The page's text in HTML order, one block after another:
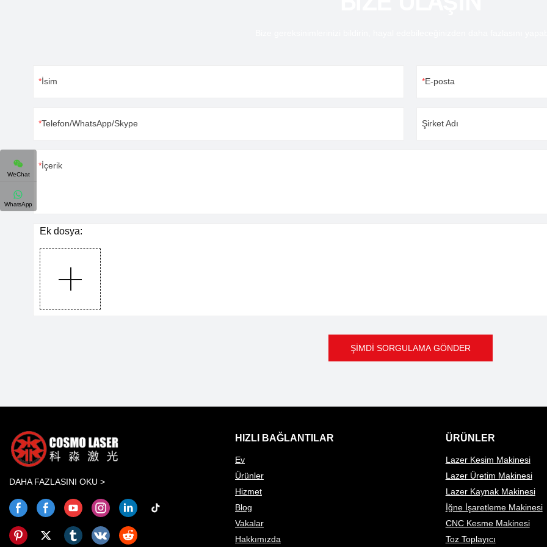
İsim E-posta
Telefon/WhatsApp/Skype Şirket Adı
İçerik
Ek dosya:
ŞİMDİ SORGULAMA GÖNDER
DAHA FAZLASINI OKU >
HIZLI BAĞLANTILAR
Ev
Ürünler
Hizmet
Blog
Vakalar
Hakkımızda
ÜRÜNLER
Lazer Kesim Makinesi
Lazer Üretim Makinesi
Lazer Kaynak Makinesi
İğne İşaretleme Makinesi
CNC Kesme Makinesi
Toz Toplayıcı
WeChat
WhatsApp